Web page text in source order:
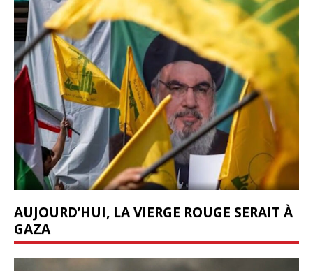
AUJOURD’HUI, LA VIERGE ROUGE SERAIT À
GAZA